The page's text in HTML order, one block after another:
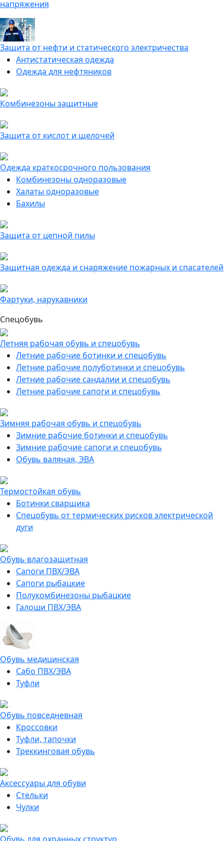
напряжения
Защита от нефти и статического электричества
Антистатическая одежда
Одежда для нефтяников
Комбинезоны защитные
Защита от кислот и щелочей
Одежда краткосрочного пользования
Комбинезоны одноразовые
Халаты одноразовые
Бахилы
Защита от цепной пилы
Защитная одежда и снаряжение пожарных и спасателей
Фартуки, нарукавники
Спецобувь
Летняя рабочая обувь и спецобувь
Летние рабочие ботинки и спецобувь
Летние рабочие полуботинки и спецобувь
Летние рабочие сандалии и спецобувь
Летние рабочие сапоги и спецобувь
Зимняя рабочая обувь и спецобувь
Зимние рабочие ботинки и спецобувь
Зимние рабочие сапоги и спецобувь
Обувь валяная, ЭВА
Термостойкая обувь
Ботинки сварщика
Спецобувь от термических рисков электрической
дуги
Обувь влагозащитная
Сапоги ПВХ/ЭВА
Сапоги рыбацкие
Полукомбинезоны рыбацкие
Галоши ПВХ/ЭВА
Обувь медицинская
Сабо ПВХ/ЭВА
Туфли
Обувь повседневная
Кроссовки
Туфли, тапочки
Треккинговая обувь
Аксессуары для обуви
Стельки
Чулки